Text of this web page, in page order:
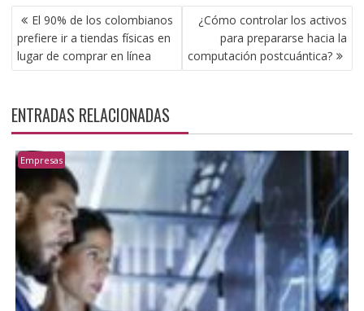
NAVEGACIÓN
DE
ENTRADAS
El 90% de los colombianos
prefiere ir a tiendas físicas en
lugar de comprar en línea
¿Cómo controlar los activos
para prepararse hacia la
computación postcuántica?
ENTRADAS RELACIONADAS
Empresas